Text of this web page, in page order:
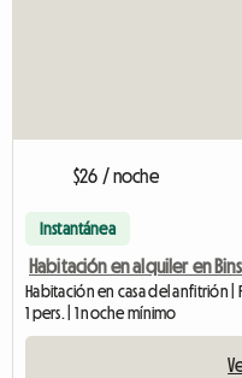
$26 / noche
Instantánea
Habitación en alquiler en
Habitación en casa del anfitrión |
1 pers. | 1 noche mínimo